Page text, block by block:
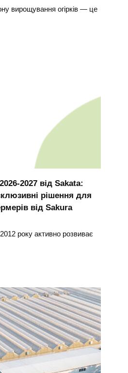
вирощування огірків — це
2027 від Sakata:
рішення для
від Sakura
року активно розвиває